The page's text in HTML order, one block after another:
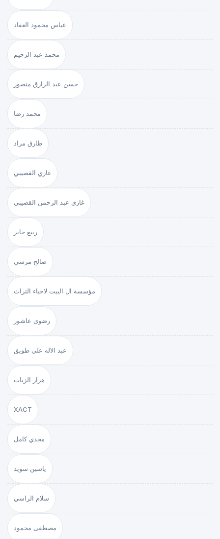
عباس محمود العقاد
محمد عبد الرحيم
حسن عبد الرازق منصور
محمد رضا
طارق مراد
غازي القصيبي
غازي عبد الرحمن القصيبي
ربيع جابر
صالح مرسي
مؤسسة ال البيت لاحياء التراث
رضوى عاشور
عبد الاله علي طويق
هزار الزيات
XACT
مجدي كامل
ياسين سويد
سلام الراسي
مصطفى محمود